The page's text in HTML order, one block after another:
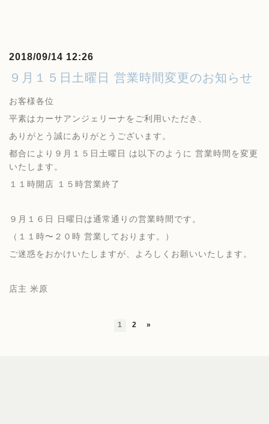
2018/09/14 12:26
９月１５日土曜日 営業時間変更のお知らせ
お客様各位
平素はカーサアンジェリーナをご利用いただき、
ありがとう誠にありがとうございます。
都合により９月１５日土曜日 は以下のように 営業時間を変更
いたします。
１１時開店 １５時営業終了
９月１６日 日曜日は通常通りの営業時間です。
（１１時〜２０時 営業しております。）
ご迷惑をおかけいたしますが、よろしくお願いいたします。
店主 米原
1 2 »